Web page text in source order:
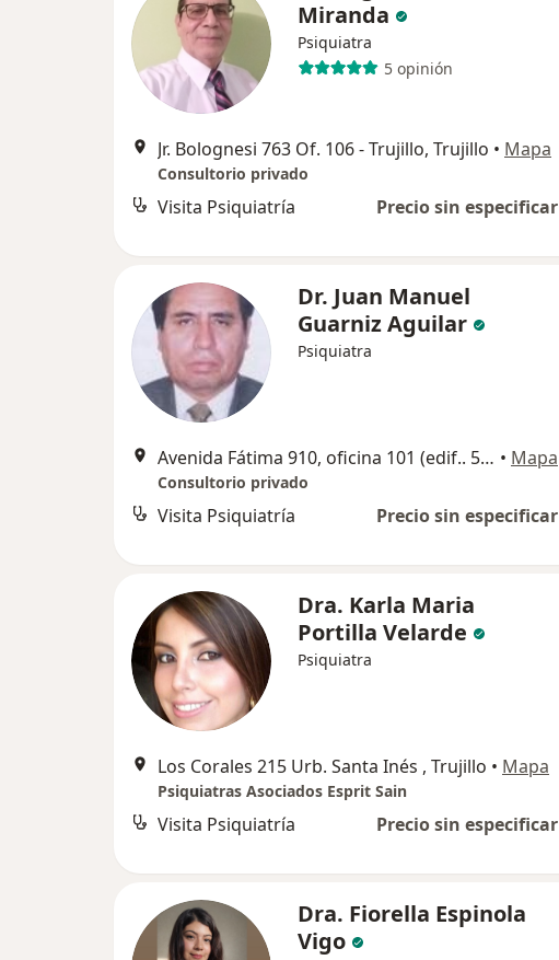
Miranda
Psiquiatra
5 opinión
Jr. Bolognesi 763 Of. 106 - Trujillo, Trujillo • Mapa
Consultorio privado
Visita Psiquiatría Precio sin especificar
Dr. Juan Manuel
Guarniz Aguilar
Psiquiatra
Avenida Fátima 910, oficina 101 (edif.. 5 pisos), Trujillo • Mapa
Consultorio privado
Visita Psiquiatría Precio sin especificar
Dra. Karla Maria
Portilla Velarde
Psiquiatra
Los Corales 215 Urb. Santa Inés , Trujillo • Mapa
Psiquiatras Asociados Esprit Sain
Visita Psiquiatría Precio sin especificar
Dra. Fiorella Espinola
Vigo